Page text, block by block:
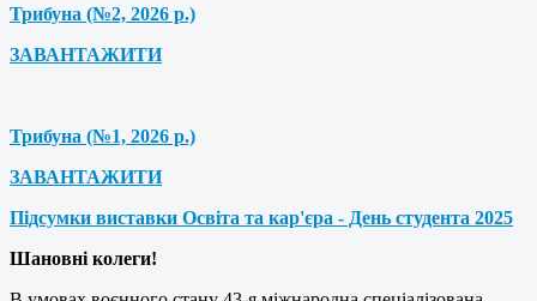
Трибуна (№2, 2026 р.)
ЗАВАНТАЖИТИ
Трибуна (№1, 2026 р.)
ЗАВАНТАЖИТИ
Підсумки виставки Освіта та кар'єра - День студента 2025
Шановні колеги!